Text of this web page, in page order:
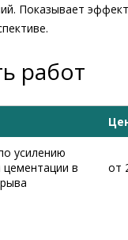
Показывает
работ
усилению
в
от